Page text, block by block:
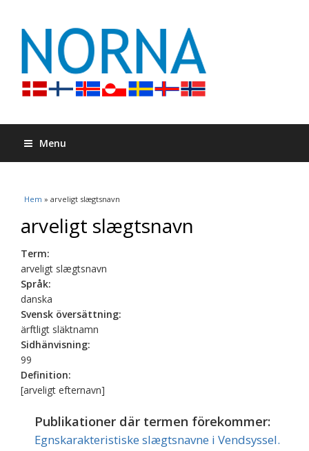
Menu
Du är här
Hem » arveligt slægtsnavn
arveligt slægtsnavn
Term:
arveligt slægtsnavn
Språk:
danska
Svensk översättning:
ärftligt släktnamn
Sidhänvisning:
99
Definition:
[arveligt efternavn]
Publikationer där termen förekommer:
Egnskarakteristiske slægtsnavne i Vendsyssel.